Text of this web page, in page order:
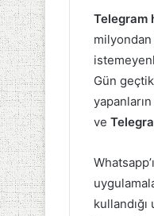
Telegram
milyondan
Gün
ve